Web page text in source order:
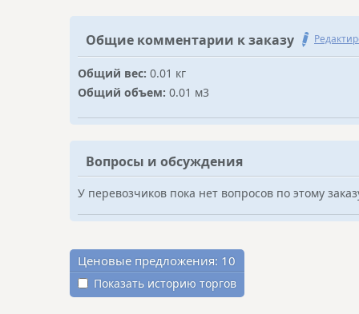
Общие комментарии к заказу
Общий вес: 0.01 кг
Общий объем: 0.01 м3
Вопросы и обсуждения
У перевозчиков пока нет вопросов по этому
Ценовые предложения: 10
Показать историю торгов